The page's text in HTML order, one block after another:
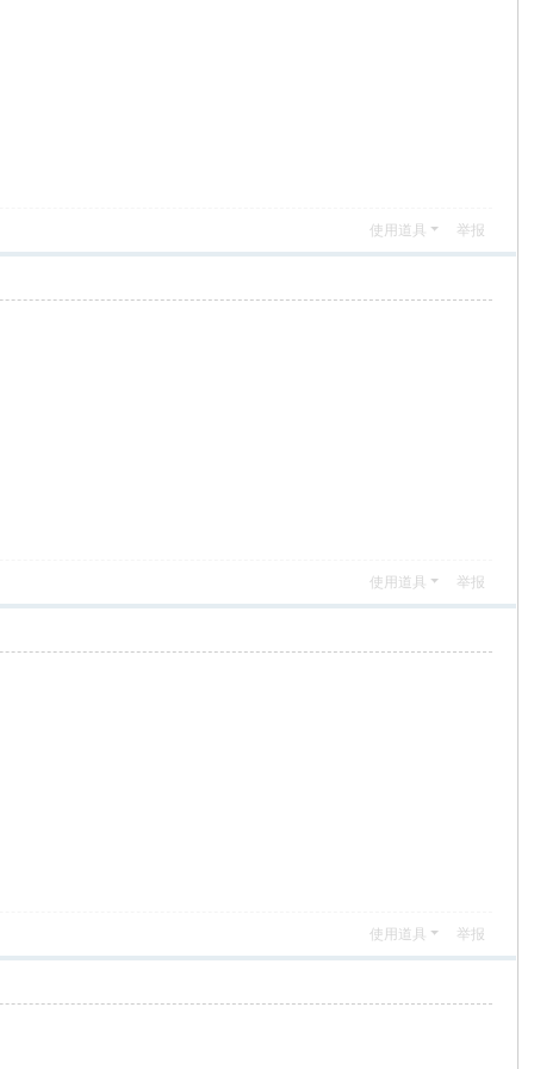
使用道具 举报
使用道具 举报
使用道具 举报